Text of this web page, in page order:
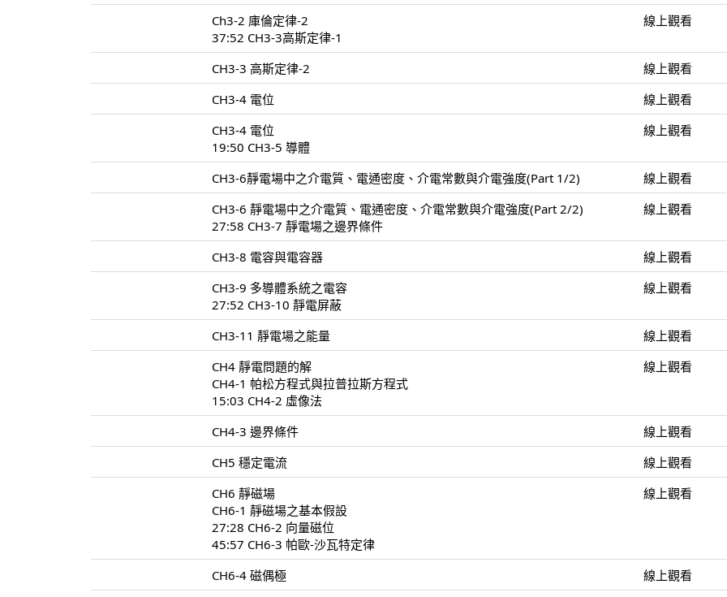
Ch3-2 庫倫定律-2
37:52 CH3-3高斯定律-1
線上觀看
CH3-3 高斯定律-2
線上觀看
CH3-4 電位
線上觀看
CH3-4 電位
19:50 CH3-5 導體
線上觀看
CH3-6靜電場中之介電質、電通密度、介電常數與介電強度(Part 1/2)
線上觀看
CH3-6 靜電場中之介電質、電通密度、介電常數與介電強度(Part 2/2)
27:58 CH3-7 靜電場之邊界條件
線上觀看
CH3-8 電容與電容器
線上觀看
CH3-9 多導體系統之電容
27:52 CH3-10 靜電屏蔽
線上觀看
CH3-11 靜電場之能量
線上觀看
CH4 靜電問題的解
CH4-1 帕松方程式與拉普拉斯方程式
15:03 CH4-2 虛像法
線上觀看
CH4-3 邊界條件
線上觀看
CH5 穩定電流
線上觀看
CH6 靜磁場
CH6-1 靜磁場之基本假設
27:28 CH6-2 向量磁位
45:57 CH6-3 帕歐-沙瓦特定律
線上觀看
CH6-4 磁偶極
線上觀看